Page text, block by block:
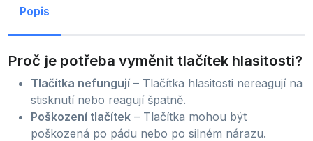
Popis
Proč je potřeba vyměnit tlačítek hlasitosti?
Tlačítka nefungují – Tlačítka hlasitosti nereagují na
stisknutí nebo reagují špatně.
Poškození tlačítek – Tlačítka mohou být
poškozená po pádu nebo po silném nárazu.